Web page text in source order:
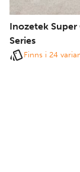
Inozetek Super
Series
Finns i 24